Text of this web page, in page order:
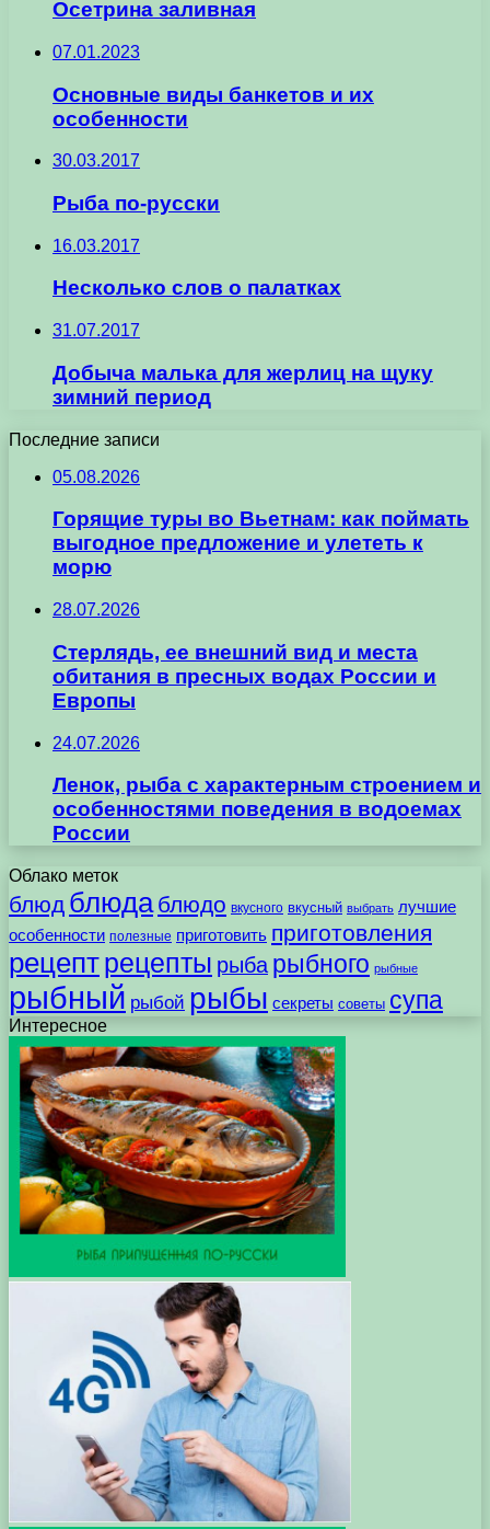
Осетрина заливная
07.01.2023
Основные виды банкетов и их
особенности
30.03.2017
Рыба по-русски
16.03.2017
Несколько слов о палатках
31.07.2017
Добыча малька для жерлиц на щуку
зимний период
Последние записи
05.08.2026
Горящие туры во Вьетнам: как поймать
выгодное предложение и улететь к
морю
28.07.2026
Стерлядь, ее внешний вид и места
обитания в пресных водах России и
Европы
24.07.2026
Ленок, рыба с характерным строением и
особенностями поведения в водоемах
России
Облако меток
блюд блюда блюдо вкусного вкусный выбрать лучшие
особенности полезные приготовить приготовления
рецептрецепты рыба рыбного рыбные
рыбный рыбой рыбы секреты советы супа
Интересное